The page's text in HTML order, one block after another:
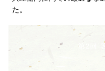
た。